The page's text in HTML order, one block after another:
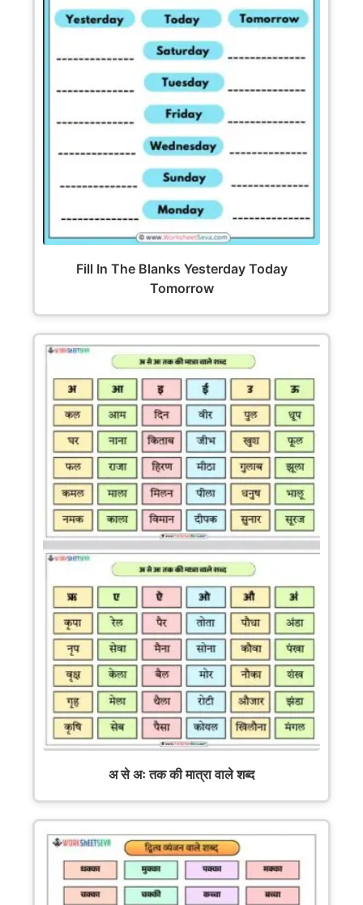
Fill In The Blanks Yesterday Today
Tomorrow
अ से अः तक की मात्रा वाले शब्द